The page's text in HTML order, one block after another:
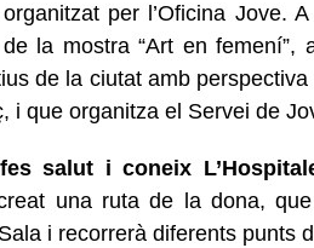
per l’Oficina Jove.
la mostra “Art en femení”,
de la ciutat amb
i que organitza el Servei de
salut i coneix
una ruta de la dona,
i recorrerà diferents punts